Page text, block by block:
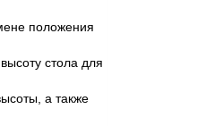
положения
стола для
а также